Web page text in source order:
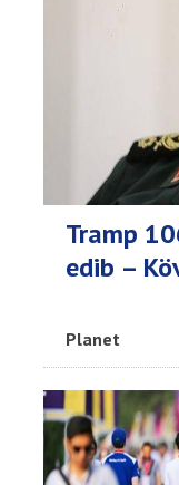
Tramp
edib –
Planet